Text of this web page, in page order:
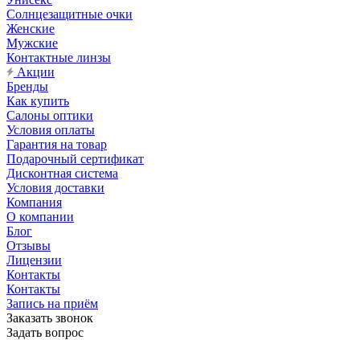
Солнцезащитные очки
Женские
Мужские
Контактные линзы
Акции
Бренды
Как купить
Салоны оптики
Условия оплаты
Гарантия на товар
Подарочный сертификат
Дисконтная система
Условия доставки
Компания
О компании
Блог
Отзывы
Лицензии
Контакты
Контакты
Запись на приём
Заказать звонок
Задать вопрос